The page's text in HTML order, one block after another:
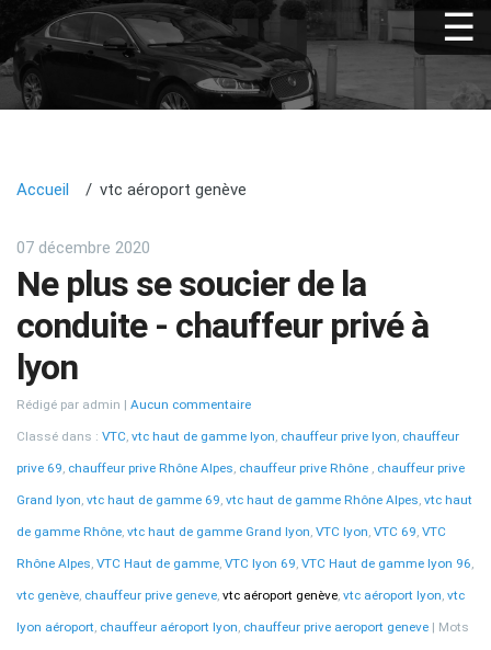
Accueil vtc aéroport genève
07 décembre 2020
Ne plus se soucier de la
conduite - chauffeur privé à
lyon
Rédigé par admin Aucun commentaire
Classé dans : VTC, vtc haut de gamme lyon, chauffeur prive lyon, chauffeur
prive 69, chauffeur prive Rhône Alpes, chauffeur prive Rhône , chauffeur prive
Grand lyon, vtc haut de gamme 69, vtc haut de gamme Rhône Alpes, vtc haut
de gamme Rhône, vtc haut de gamme Grand lyon, VTC lyon, VTC 69, VTC
Rhône Alpes, VTC Haut de gamme, VTC lyon 69, VTC Haut de gamme lyon 96,
vtc genève, chauffeur prive geneve, vtc aéroport genève, vtc aéroport lyon, vtc
lyon aéroport, chauffeur aéroport lyon, chauffeur prive aeroport geneve Mots